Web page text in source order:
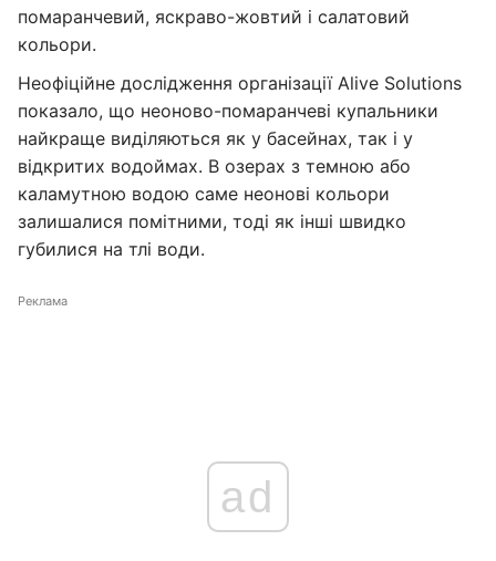
помаранчевий, яскраво-жовтий і салатовий
кольори.
Неофіційне дослідження організації Alive Solutions
показало, що неоново-помаранчеві купальники
найкраще виділяються як у басейнах, так і у
відкритих водоймах. В озерах з темною або
каламутною водою саме неонові кольори
залишалися помітними, тоді як інші швидко
губилися на тлі води.
Реклама
ad